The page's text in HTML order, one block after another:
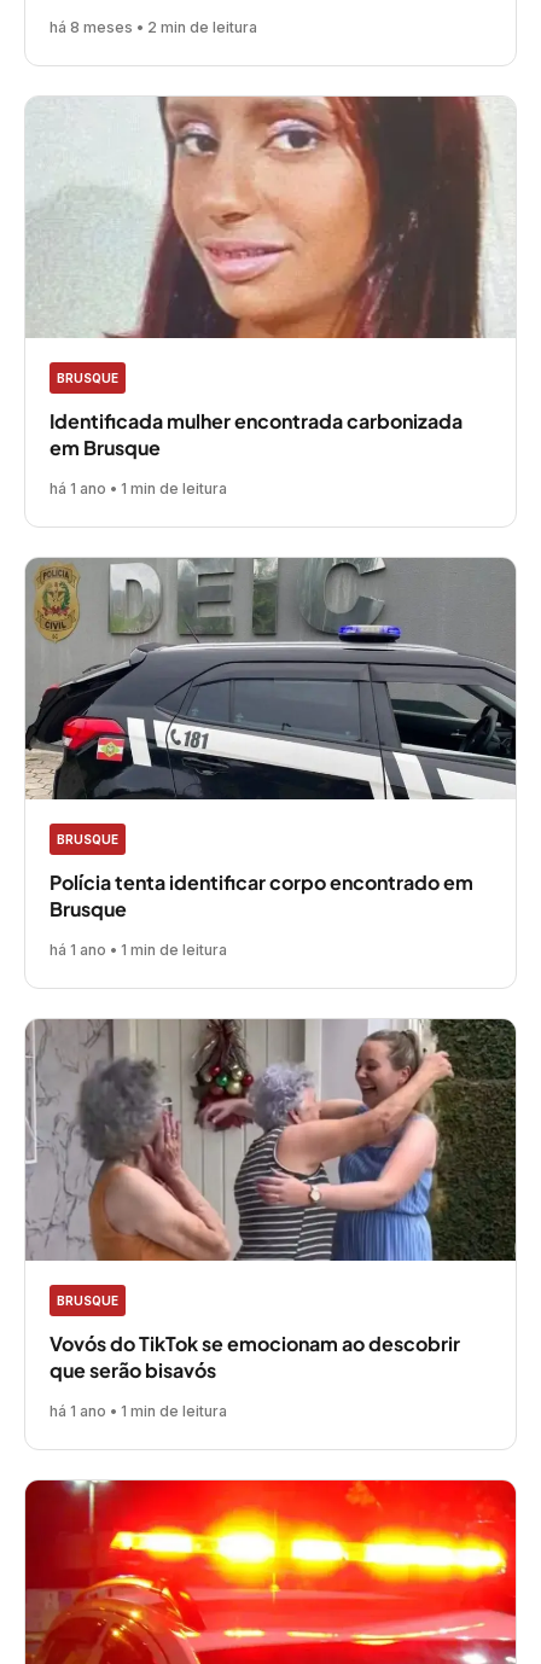
há 8 meses • 2 min de leitura
BRUSQUE
Identificada mulher encontrada carbonizada
em Brusque
há 1 ano • 1 min de leitura
BRUSQUE
Polícia tenta identificar corpo encontrado em
Brusque
há 1 ano • 1 min de leitura
BRUSQUE
Vovós do TikTok se emocionam ao descobrir
que serão bisavós
há 1 ano • 1 min de leitura